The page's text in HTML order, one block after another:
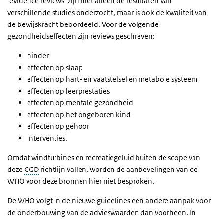
verschillende studies onderzocht, maar is ook de kwaliteit van
de bewijskracht beoordeeld. Voor de volgende
gezondheidseffecten zijn reviews geschreven:
hinder
effecten op slaap
effecten op hart- en vaatstelsel en metabole systeem
effecten op leerprestaties
effecten op mentale gezondheid
effecten op het ongeboren kind
effecten op gehoor
interventies.
Omdat windturbines en recreatiegeluid buiten de scope van
deze GGD richtlijn vallen, worden de aanbevelingen van de
WHO voor deze bronnen hier niet besproken.
De WHO volgt in de nieuwe guidelines een andere aanpak voor
de onderbouwing van de advieswaarden dan voorheen. In